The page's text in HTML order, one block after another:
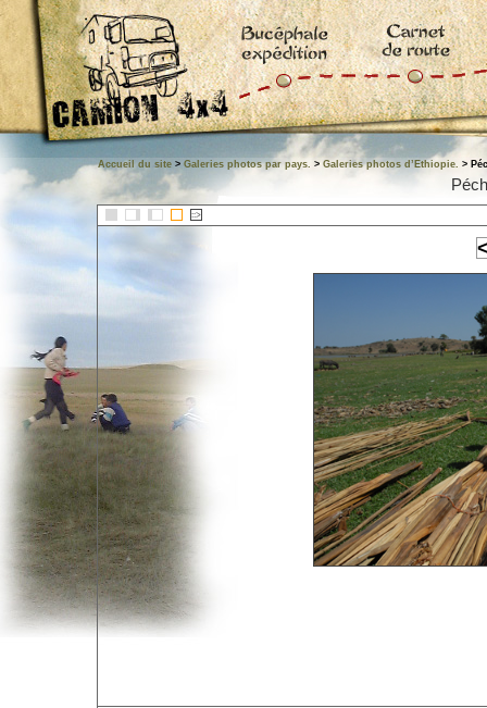
Accueil du site > Galeries photos par pays. > Galeries photos d’Ethiopie. >
::>